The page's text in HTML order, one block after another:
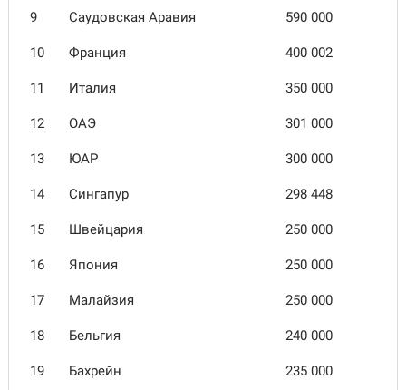
9 Саудовская Аравия 590 000
10 Франция 400 002
11 Италия 350 000
12 ОАЭ 301 000
13 ЮАР 300 000
14 Сингапур 298 448
15 Швейцария 250 000
16 Япония 250 000
17 Малайзия 250 000
18 Бельгия 240 000
19 Бахрейн 235 000